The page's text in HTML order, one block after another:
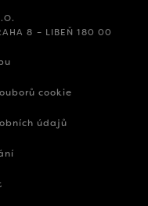
8 – LIBEŇ 180 00
cookie
údajů